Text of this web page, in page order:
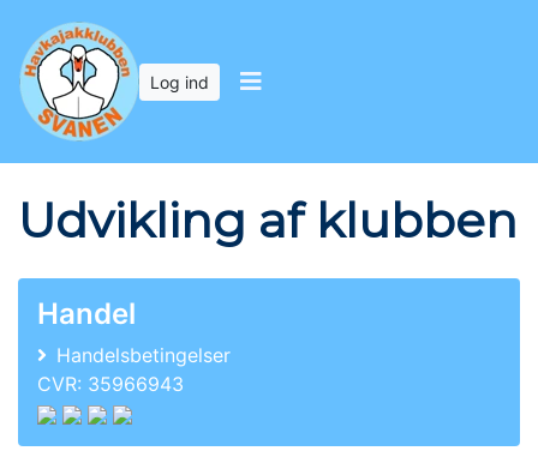
Log ind
Udvikling af klubben
Handel
Handelsbetingelser
CVR: 35966943